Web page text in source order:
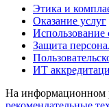
Этика и
Оказание услуг
Использование
Защита
ИТ
На информационном